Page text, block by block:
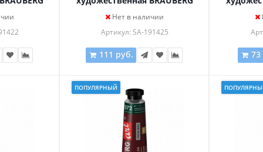
мл, проф.
ART PREMIERE, 46 мл, проф.
Нет в наличии
Артикул: SA-191425
111 руб.
ART
73
ПОПУЛЯРНЫЙ